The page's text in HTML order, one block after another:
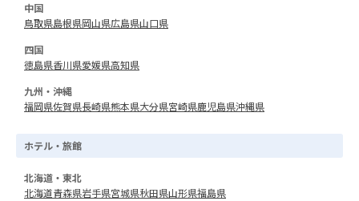
中国
鳥取県島根県岡山県広島県山口県
四国
徳島県香川県愛媛県高知県
九州・沖縄
福岡県佐賀県長崎県熊本県大分県宮崎県鹿児島県沖縄県
ホテル・旅館
北海道・東北
北海道青森県岩手県宮城県秋田県山形県福島県